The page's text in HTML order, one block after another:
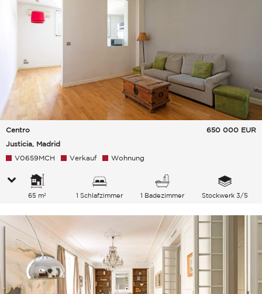
Centro
Justicia, Madrid
650 000 EUR
V0659MCH Verkauf Wohnung
65 m² 1 Schlafzimmer 1 Badezimmer Stockwerk 3/5